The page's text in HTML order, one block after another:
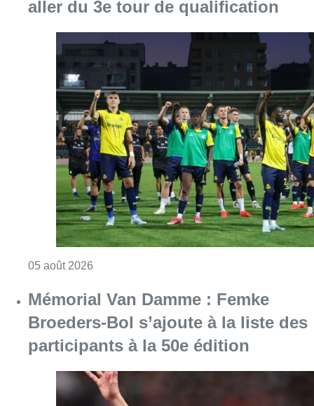
05 août 2026 Consulter l'article "Ligue des Champions :
Mémorial Van Damme : Femke
Broeders-Bol s’ajoute à la liste des
participants à la 50e édition